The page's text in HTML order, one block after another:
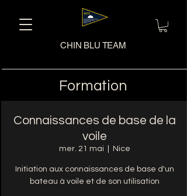
CHIN BLU TEAM
Formation
Connaissances de base de la
voile
mer. 21 mai Nice
Initiation aux connaissances de base d'un
bateau à voile et de son utilisation